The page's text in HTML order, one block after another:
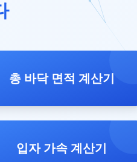
총 바닥 면적 계산기
입자 가속 계산기